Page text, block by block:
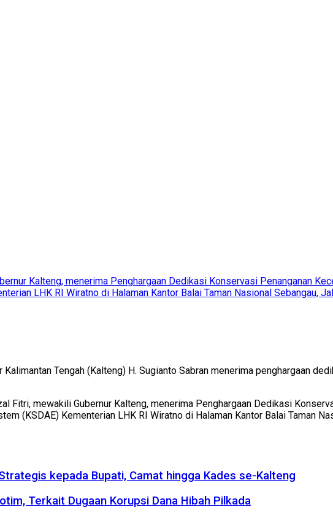
Kalteng, menerima Penghargaan Dedikasi Konservasi Penanganan
LHK RI Wiratno di Halaman Kantor Balai Taman Nasional Sebangau,
Kalimantan Tengah (Kalteng) H. Sugianto Sabran menerima penghargaan
Fitri, mewakili Gubernur Kalteng, menerima Penghargaan Dedikasi
(KSDAE) Kementerian LHK RI Wiratno di Halaman Kantor Balai Taman
kepada Bupati, Camat hingga Kades se-Kalteng
Terkait Dugaan Korupsi Dana Hibah Pilkada